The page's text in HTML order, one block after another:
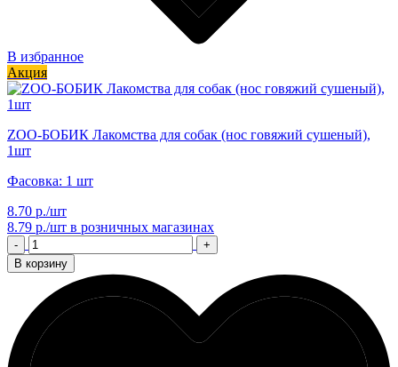
В избранное
Акция
ZОО-БОБИК Лакомства для собак (нос говяжий сушеный),
1шт
Фасовка: 1 шт
8.70 р./шт
8.79 р./шт в розничных магазинах
-
+
В корзину